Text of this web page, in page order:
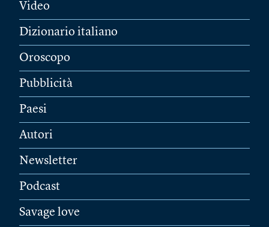
Video
Dizionario italiano
Oroscopo
Pubblicità
Paesi
Autori
Newsletter
Podcast
Savage love